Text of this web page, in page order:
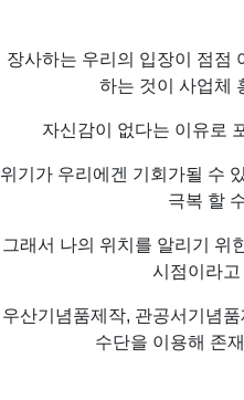
장사하는 우리의 입장이 점점
하는 것이 사업체
자신감이 없다는 이유로
위기가 우리에겐 기회가될 수
극복 할
그래서 나의 위치를 알리기 위
시점이라
우산기념품제작, 관공서기념
수단을 이용해 존